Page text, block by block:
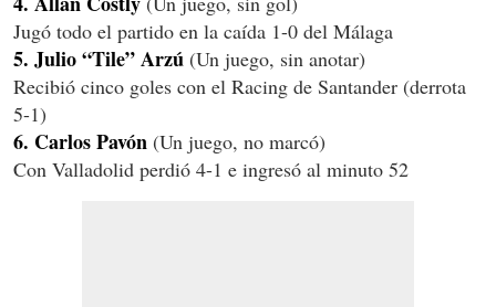
Jugó todo el partido en la caída 1-0 del Málaga
5. Julio “Tile” Arzú (Un juego, sin anotar)
Recibió cinco goles con el Racing de Santander (derrota
5-1)
6. Carlos Pavón (Un juego, no marcó)
Con Valladolid perdió 4-1 e ingresó al minuto 52